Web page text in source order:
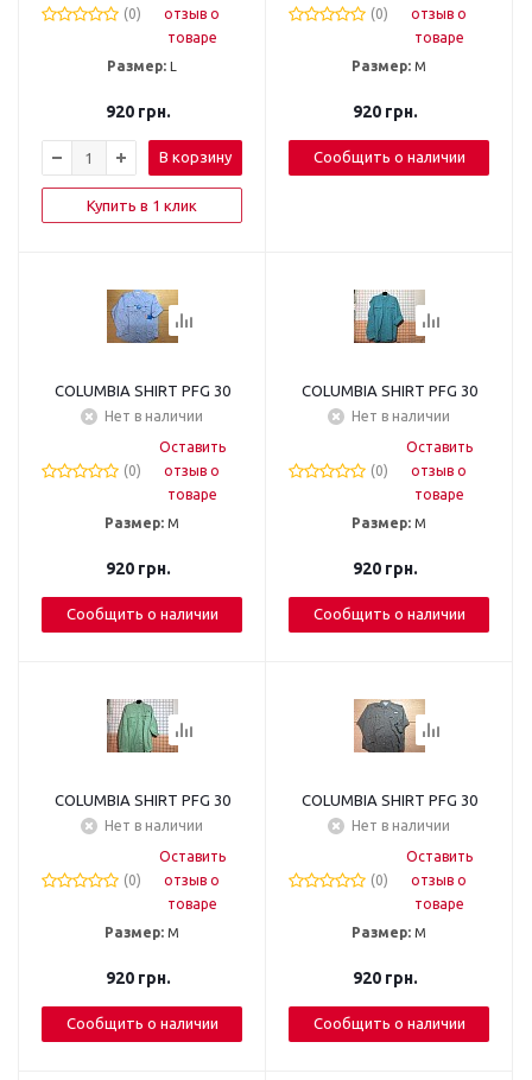
(0)
отзыв о
товаре
Размер: L
920грн.
В корзину
Купить в 1 клик
(0)
отзыв о
товаре
Размер: М
920грн.
Сообщить о наличии
COLUMBIA SHIRT PFG 30
Нет в наличии
(0)
Оставить
отзыв о
товаре
Размер: М
920грн.
Сообщить о наличии
COLUMBIA SHIRT PFG 30
Нет в наличии
(0)
Оставить
отзыв о
товаре
Размер: М
920грн.
Сообщить о наличии
COLUMBIA SHIRT PFG 30
Нет в наличии
(0)
Оставить
отзыв о
товаре
Размер: М
920грн.
Сообщить о наличии
COLUMBIA SHIRT PFG 30
Нет в наличии
(0)
Оставить
отзыв о
товаре
Размер: М
920грн.
Сообщить о наличии